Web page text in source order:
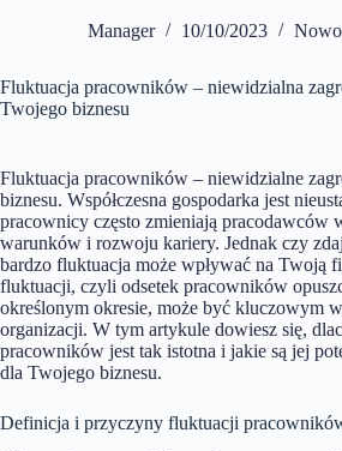
Manager 10/10/2023
Fluktuacja pracowników – niewidzialna
Twojego biznesu
Fluktuacja pracowników – niewidzialne
biznesu. Współczesna gospodarka jest
pracownicy często zmieniają pracodawców
warunków i rozwoju kariery. Jednak czy
bardzo fluktuacja może wpływać na Twoją
fluktuacji, czyli odsetek pracowników
określonym okresie, może być kluczowym
organizacji. W tym artykule dowiesz się,
pracowników jest tak istotna i jakie są jej
dla Twojego biznesu.
Definicja i przyczyny fluktuacji